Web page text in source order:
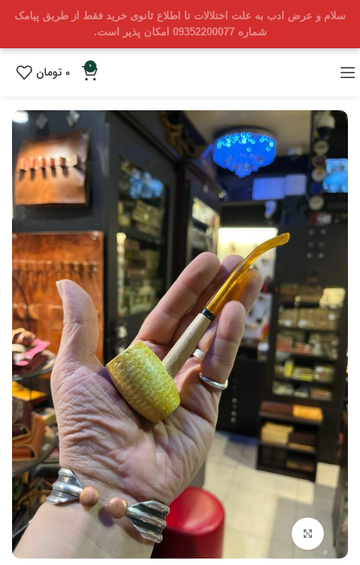
سلام و عرض ادب به علت اختلالات تا اطلاع ثانوی خرید فقط از طریق پیامک
شماره 09352200077 امکان پذیر است.
0
0 تومان
بزرگنمایی تصویر